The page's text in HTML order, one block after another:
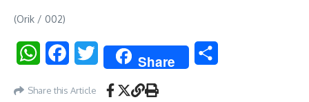
(Orik / 002)
WhatsAppFacebookTwitter Share
Share this Article